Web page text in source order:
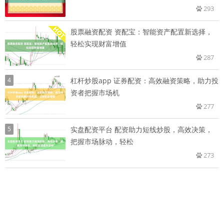
293
股票融资配资 资配宝：智能资产配置新选择，
轻松实现财富增值
287
4
杠杆炒股app 证券配资：高效融资策略，助力投
资者把握市场机
277
5
实盘配资平台 配资助力短线炒股，高效决策，
把握市场脉动，轻松
273